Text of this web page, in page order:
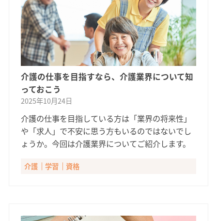
介護の仕事を目指すなら、介護業界について知
っておこう
2025年10月24日
介護の仕事を目指している方は「業界の将来性」
や「求人」で不安に思う方もいるのではないでし
ょうか。今回は介護業界についてご紹介します。
介護 学習 資格